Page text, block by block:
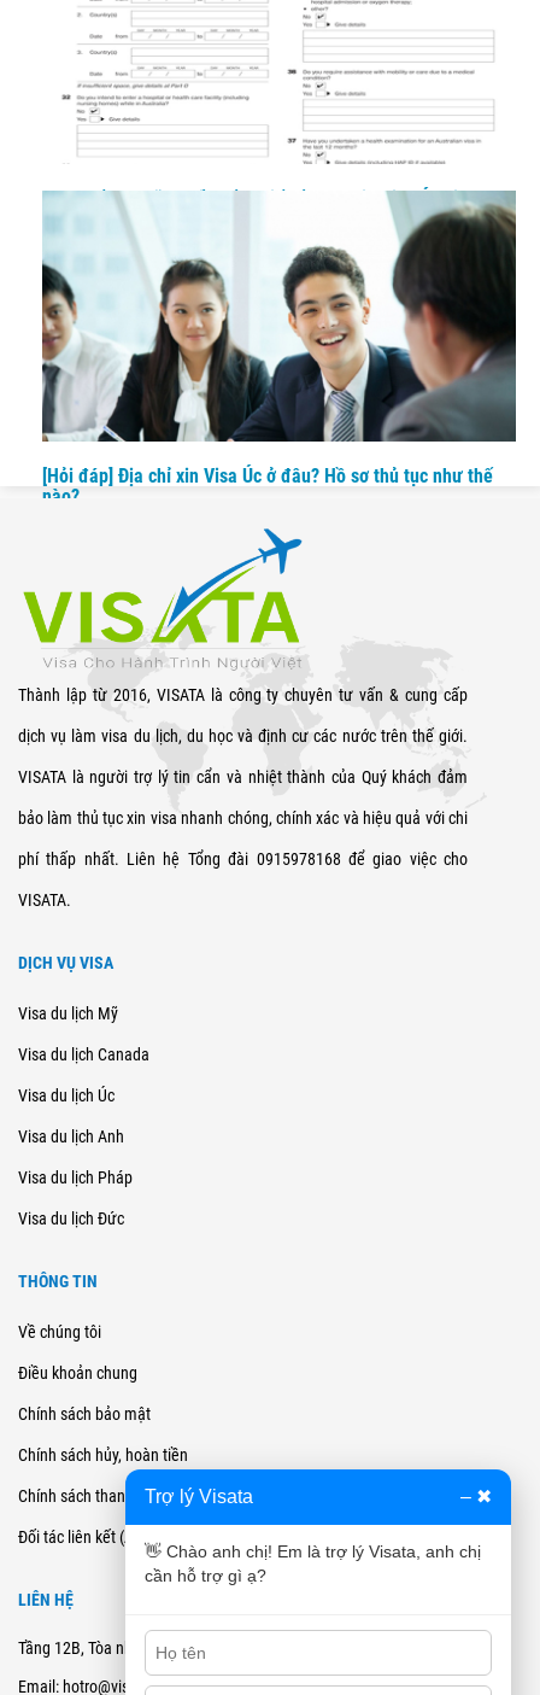
Từ A đến Z những điều cần biết về đơn xin Visa Úc diện du
lịch
[Hỏi đáp] Địa chỉ xin Visa Úc ở đâu? Hồ sơ thủ tục như thế
nào?
Thành lập từ 2016, VISATA là công ty chuyên tư vấn & cung cấp
dịch vụ làm visa du lịch, du học và định cư các nước trên thế giới.
VISATA là người trợ lý tin cẩn và nhiệt thành của Quý khách đảm
bảo làm thủ tục xin visa nhanh chóng, chính xác và hiệu quả với chi
phí thấp nhất. Liên hệ Tổng đài 0915978168 để giao việc cho
VISATA.
DỊCH VỤ VISA
Visa du lịch Mỹ
Visa du lịch Canada
Visa du lịch Úc
Visa du lịch Anh
Visa du lịch Pháp
Visa du lịch Đức
THÔNG TIN
Về chúng tôi
Điều khoản chung
Chính sách bảo mật
Chính sách hủy, hoàn tiền
Chính sách thanh toán
Đối tác liên kết (Affiliate)
LIÊN HỆ
Tầng 12B, Tòa nhà Cienco4 - 180 Nguyễn Thị Minh Khai, Quận 3, TPHCM
Email: hotro@visata.vn
Trợ lý Visata – ✖
👋 Chào anh chị! Em là trợ lý Visata, anh chị
cần hỗ trợ gì ạ?